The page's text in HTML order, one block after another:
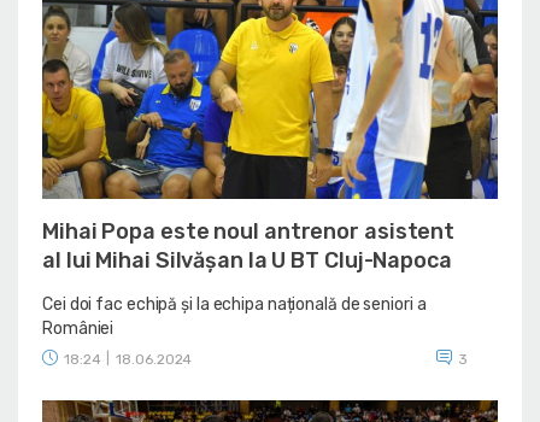
Mihai Popa este noul antrenor asistent
al lui Mihai Silvășan la U BT Cluj-Napoca
Cei doi fac echipă și la echipa națională de seniori a
României
18:24 18.06.2024 3